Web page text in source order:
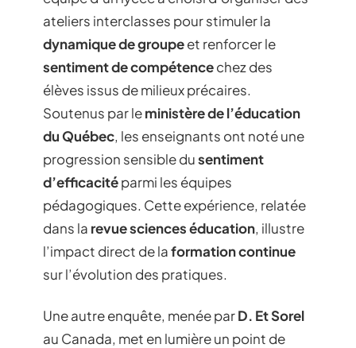
ateliers interclasses pour stimuler la
dynamique de groupeet renforcer le
sentiment de compétencechez des
élèves issus de milieux précaires.
Soutenus par leministère de l’éducation
du Québec, les enseignants ont noté une
progression sensible dusentiment
d’efficacitéparmi les équipes
pédagogiques. Cette expérience, relatée
dans la revue sciences éducation, illustre
l’impact direct de laformation continue
sur l’évolution des pratiques.
Une autre enquête, menée parD. Et Sorel
au Canada, met en lumière un point de